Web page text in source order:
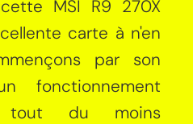
MSI R9 270X
carte à n'en
par son
tout du moins